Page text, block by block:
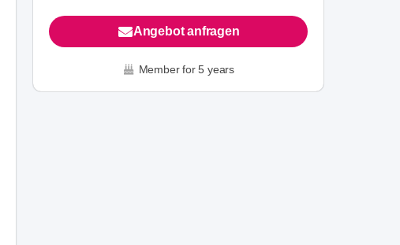
Angebot anfragen
Member for 5 years